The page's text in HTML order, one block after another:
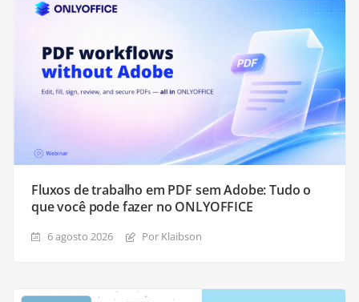
Fluxos de trabalho em PDF sem Adobe: Tudo o
que você pode fazer no ONLYOFFICE
6 agosto 2026 Por Klaibson